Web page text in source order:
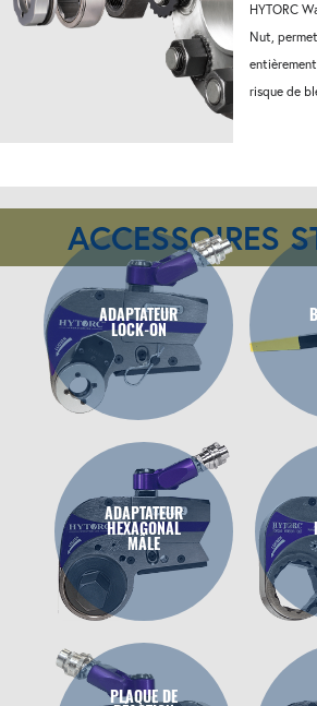
HYTORC
Nut,
risque de
ACCESSOIRES
ADAPTATEUR
LOCK-ON
ADAPTATEUR
HEXAGONAL
MÂLE
PLAQUE DE